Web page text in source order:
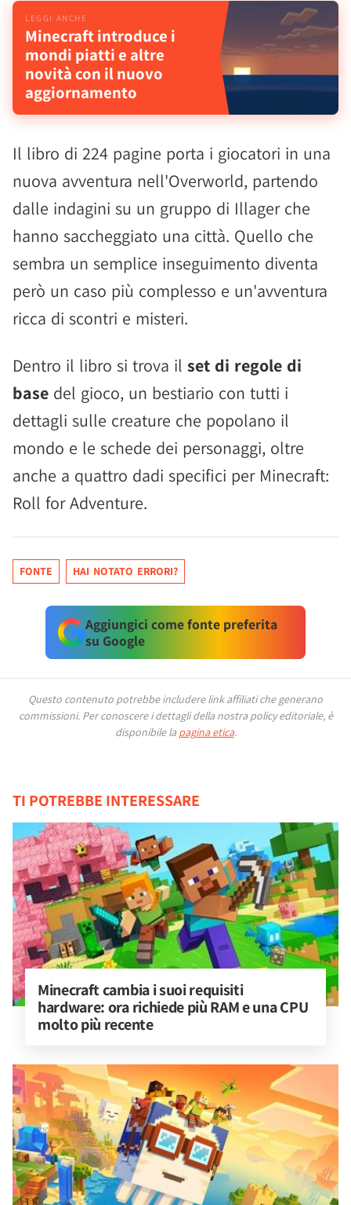
Minecraft introduce i
mondi piatti e altre
novità con il nuovo
aggiornamento
Il libro di 224 pagine porta i giocatori in una
nuova avventura nell'Overworld, partendo
dalle indagini su un gruppo di Illager che
hanno saccheggiato una città. Quello che
sembra un semplice inseguimento diventa
però un caso più complesso e un'avventura
ricca di scontri e misteri.
Dentro il libro si trova il set di regole di
base del gioco, un bestiario con tutti i
dettagli sulle creature che popolano il
mondo e le schede dei personaggi, oltre
anche a quattro dadi specifici per Minecraft:
Roll for Adventure.
FONTE HAI NOTATO ERRORI?
Aggiungici come fonte preferita
su Google
Questo contenuto potrebbe includere link affiliati che generano
commissioni. Per conoscere i dettagli della nostra policy editoriale, è
disponibile la pagina etica.
TI POTREBBE INTERESSARE
Minecraft cambia i suoi requisiti
hardware: ora richiede più RAM e una CPU
molto più recente